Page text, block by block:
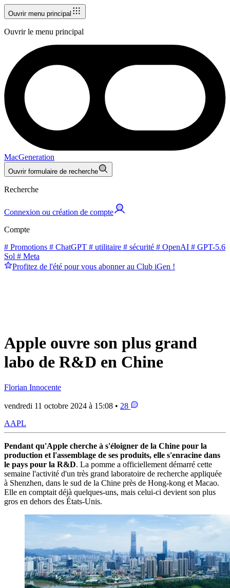
Ouvrir menu principal
Ouvrir le menu principal
MacGeneration
Ouvrir formulaire de recherche
Recherche
Connexion ou création de compte
Compte
# Promotions # ChatGPT # utilitaire # sécurité # OpenAI # GPT-5.6
Sol # Meta
Profitez de l'été pour vous abonner au Club iGen !
Apple ouvre son plus grand
labo de R&D en Chine
Florian Innocente
vendredi 11 octobre 2024 à 15:08 • 28
AAPL
Pendant qu'Apple cherche à s'éloigner de la Chine pour la
production et l'assemblage de ses produits, elle s'enracine dans
le pays pour la R&D. La pomme a officiellement démarré cette
semaine l'activité d'un très grand laboratoire de recherche appliquée
à Shenzhen, dans le sud de la Chine près de Hong-kong et Macao.
Elle en comptait déjà quelques-uns, mais celui-ci devient son plus
gros en dehors des États-Unis.